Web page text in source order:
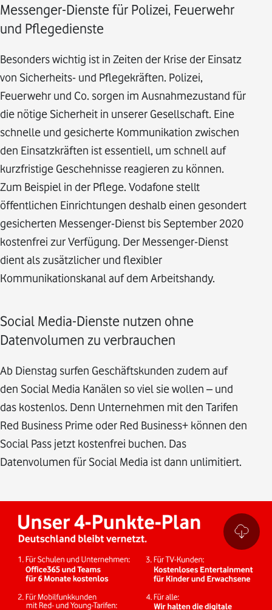
Messenger-Dienste für Polizei, Feuerwehr
und Pflegedienste
Besonders wichtig ist in Zeiten der Krise der Einsatz
von Sicherheits- und Pflegekräften. Polizei,
Feuerwehr und Co. sorgen im Ausnahmezustand für
die nötige Sicherheit in unserer Gesellschaft. Eine
schnelle und gesicherte Kommunikation zwischen
den Einsatzkräften ist essentiell, um schnell auf
kurzfristige Geschehnisse reagieren zu können.
Zum Beispiel in der Pflege. Vodafone stellt
öffentlichen Einrichtungen deshalb einen gesondert
gesicherten Messenger-Dienst bis September 2020
kostenfrei zur Verfügung. Der Messenger-Dienst
dient als zusätzlicher und flexibler
Kommunikationskanal auf dem Arbeitshandy.
Social Media-Dienste nutzen ohne
Datenvolumen zu verbrauchen
Ab Dienstag surfen Geschäftskunden zudem auf
den Social Media Kanälen so viel sie wollen – und
das kostenlos. Denn Unternehmen mit den Tarifen
Red Business Prime oder Red Business+ können den
Social Pass jetzt kostenfrei buchen. Das
Datenvolumen für Social Media ist dann unlimitiert.